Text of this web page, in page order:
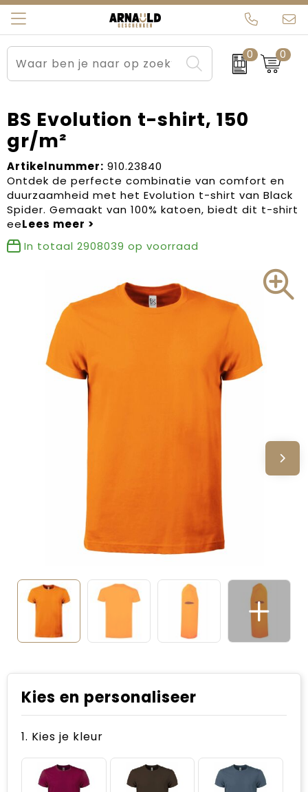
0 0
Relatiegeschenken
Sportkleding
Werkkleding
Kleding en textiel
Tassen
Beurs en Evenementen
Brievenbuspakketten
Carnaval
Dag van de Zorg
Kerstartikelen
Kerstpakketten
Sinterklaas
Verjaardagen
Voetbal, EK en WK
Voor de bouw
Zomergeschenken
Zomerpakketten
Arnauld Kerstpakketten
MijnEigenKadootje
Ons team
Contact
Blogs
BS Evolution t-shirt, 150
gr/m²
Artikelnummer: 910.23840
Ontdek de perfecte combinatie van comfort en
duurzaamheid met het Evolution t-shirt van Black
Spider. Gemaakt van 100% katoen, biedt dit t-shirt
ee
In totaal 2908039 op voorraad
Kies en personaliseer
1. Kies je kleur